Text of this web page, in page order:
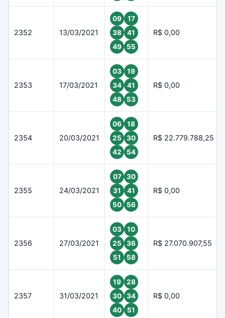
2352 13/03/2021
09
17
38
41
49
55
R$ 0,00
2353 17/03/2021
03
19
34
41
48
53
R$ 0,00
2354 20/03/2021
06
18
25
30
42
54
R$ 22.779.788,25
2355 24/03/2021
07
30
31
41
50
56
R$ 0,00
2356 27/03/2021
03
10
25
36
51
58
R$ 27.070.907,55
2357 31/03/2021
19
28
30
34
40
51
R$ 0,00